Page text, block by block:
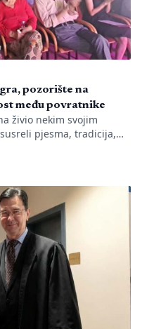
pozorište na
među povratnike
živio nekim svojim
pjesma, tradicija,
još jednom su pokazali